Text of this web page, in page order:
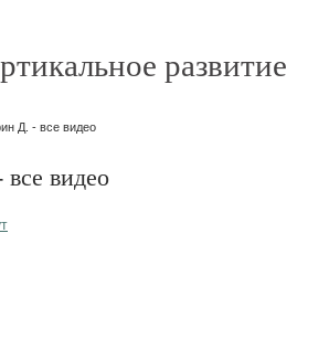
развитие
Д. - все видео
видео